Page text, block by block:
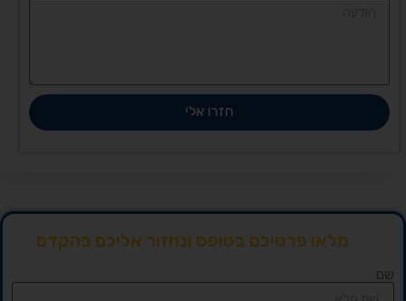
חזרו אלי
מלאו פרטיכם בטופס ונחזור אליכם בהקדם
שם